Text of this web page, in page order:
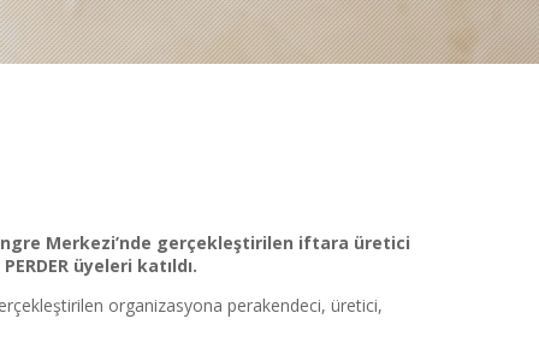
Merkezi’nde gerçekleştirilen iftara üretici
üyeleri katıldı.
organizasyona perakendeci, üretici,